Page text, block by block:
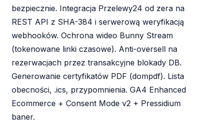
bezpiecznie. Integracja Przelewy24 od zera na
REST API z SHA-384 i serwerową weryfikacją
webhooków. Ochrona wideo Bunny Stream
(tokenowane linki czasowe). Anti-oversell na
rezerwacjach przez transakcyjne blokady DB.
Generowanie certyfikatów PDF (dompdf). Lista
obecności, .ics, przypomnienia. GA4 Enhanced
Ecommerce + Consent Mode v2 + Pressidium
baner.